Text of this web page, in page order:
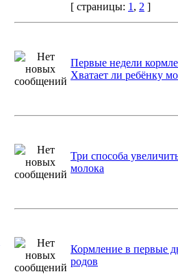
[ страницы: 1 , 2 ]
Первые недели
Хватает ли ребёнку
Три способа
молока
Кормление в первые
родов